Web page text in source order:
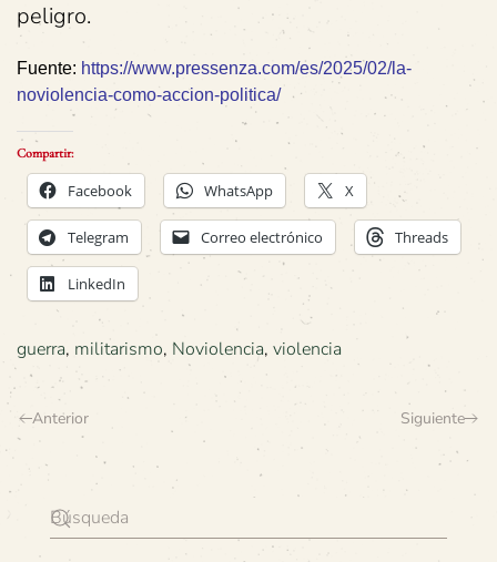
peligro.
Fuente: https://www.pressenza.com/es/2025/02/la-
noviolencia-como-accion-politica/
Compartir:
Facebook WhatsApp X
Telegram Correo electrónico Threads
LinkedIn
guerra, militarismo, Noviolencia, violencia
Anterior Siguiente